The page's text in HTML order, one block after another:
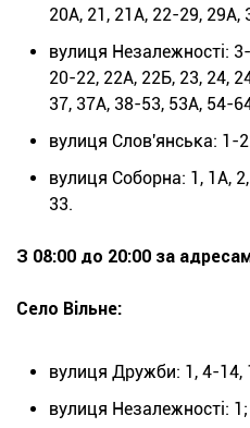
20А, 21, 21А, 22-29, 29А,
вулиця Незалежності:
20-22, 22А, 22Б, 23, 24,
37, 37А, 38-53, 53А, 54-
вулиця Слов'янська: 1-
вулиця Соборна: 1, 1А,
33.
З 08:00 до 20:00 за
Село Вільне:
вулиця Дружби: 1, 4-14,
вулиця Незалежності: 1;